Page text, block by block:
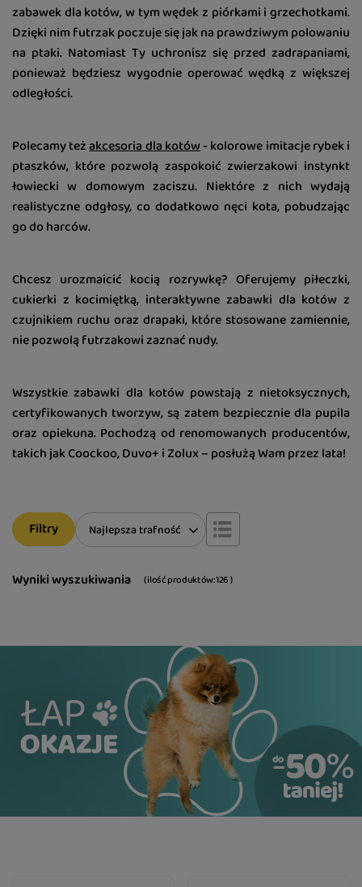
zabawek dla kotów, w tym wędek z piórkami i grzechotkami.
Dzięki nim futrzak poczuje się jak na prawdziwym polowaniu
na ptaki. Natomiast Ty uchronisz się przed zadrapaniami,
ponieważ będziesz wygodnie operować wędką z większej
odległości.
Polecamy teżakcesoria dla kotów- kolorowe imitacje rybek i
ptaszków, które pozwolą zaspokoić zwierzakowi instynkt
łowiecki w domowym zaciszu. Niektóre z nich wydają
realistyczne odgłosy, co dodatkowo nęci kota, pobudzając
go do harców.
Chcesz urozmaicić kocią rozrywkę? Oferujemy piłeczki,
cukierki z kocimiętką, interaktywne zabawki dla kotów z
czujnikiem ruchu oraz drapaki, które stosowane zamiennie,
nie pozwolą futrzakowi zaznać nudy.
Wszystkie zabawki dla kotów powstają z nietoksycznych,
certyfikowanych tworzyw, są zatem bezpiecznie dla pupila
oraz opiekuna. Pochodzą od renomowanych producentów,
takich jak Coockoo, Duvo+ i Zolux – posłużą Wam przez lata!
Wyniki wyszukiwania ( ilość produktów:126)
Zmień sortowanie
Najlepsza trafność
Filtry